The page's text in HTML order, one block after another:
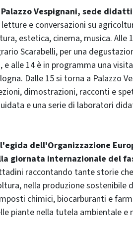
Vespignani, sede
letture e conversazioni su
estetica, cinema, musica. Alle
Scarabelli, per una
alle 14 è in programma una
Dalle 15 si torna a Palazzo
dimostrazioni, racconti e
e una serie di laboratori
dell'Organizzazione
giornata internazionale del
raccontando tante storie
nella produzione sostenibile
chimici, biocarburanti e
piante nella tutela ambientale e